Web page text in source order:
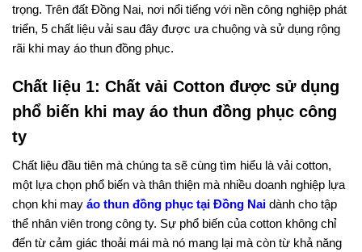
trọng. Trên đất Đồng Nai, nơi nổi tiếng với nền công nghiệp phát
triển, 5 chất liệu vải sau đây được ưa chuộng và sử dụng rộng
rãi khi may áo thun đồng phục.
Chất liệu 1: Chất vải Cotton được sử dụng
phổ biến khi may áo thun đồng phục công
ty
Chất liệu đầu tiên mà chúng ta sẽ cùng tìm hiểu là vải cotton,
một lựa chọn phổ biến và thân thiện mà nhiều doanh nghiệp lựa
chọn khi may áo thun đồng phục tại Đồng Nai dành cho tập
thể nhân viên trong công ty. Sự phổ biến của cotton không chỉ
đến từ cảm giác thoải mái mà nó mang lại mà còn từ khả năng